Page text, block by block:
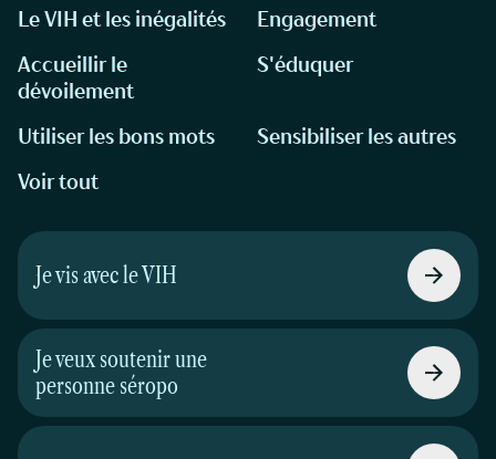
Le VIH et les inégalités
Engagement
Accueillir le
dévoilement
S'éduquer
Utiliser les bons mots
Sensibiliser les autres
Voir tout
Je vis avec le VIH
Je veux soutenir une
personne séropo